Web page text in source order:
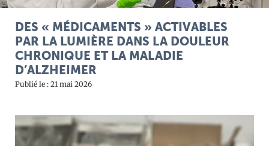
DES « MÉDICAMENTS » ACTIVABLES
PAR LA LUMIÈRE DANS LA DOULEUR
CHRONIQUE ET LA MALADIE
D’ALZHEIMER
Publié le : 21 mai 2026